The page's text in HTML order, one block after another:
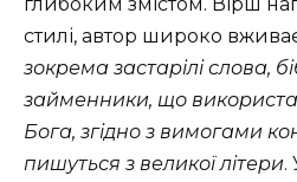
стилі, автор широко
зокрема застарілі слова,
займенники, що
Бога, згідно з вимогами
пишуться з великої літери.